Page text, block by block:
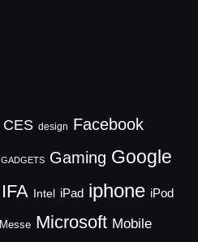
CES design Facebook
GADGETS Gaming Google
IFA Intel iPad iphone iPod
Messe Microsoft Mobile